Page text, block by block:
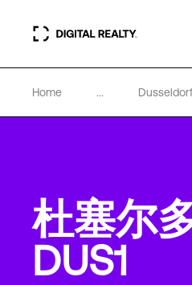
数据中心
合作伙伴
专业知识和资源
Home ...
杜塞尔
DUS1